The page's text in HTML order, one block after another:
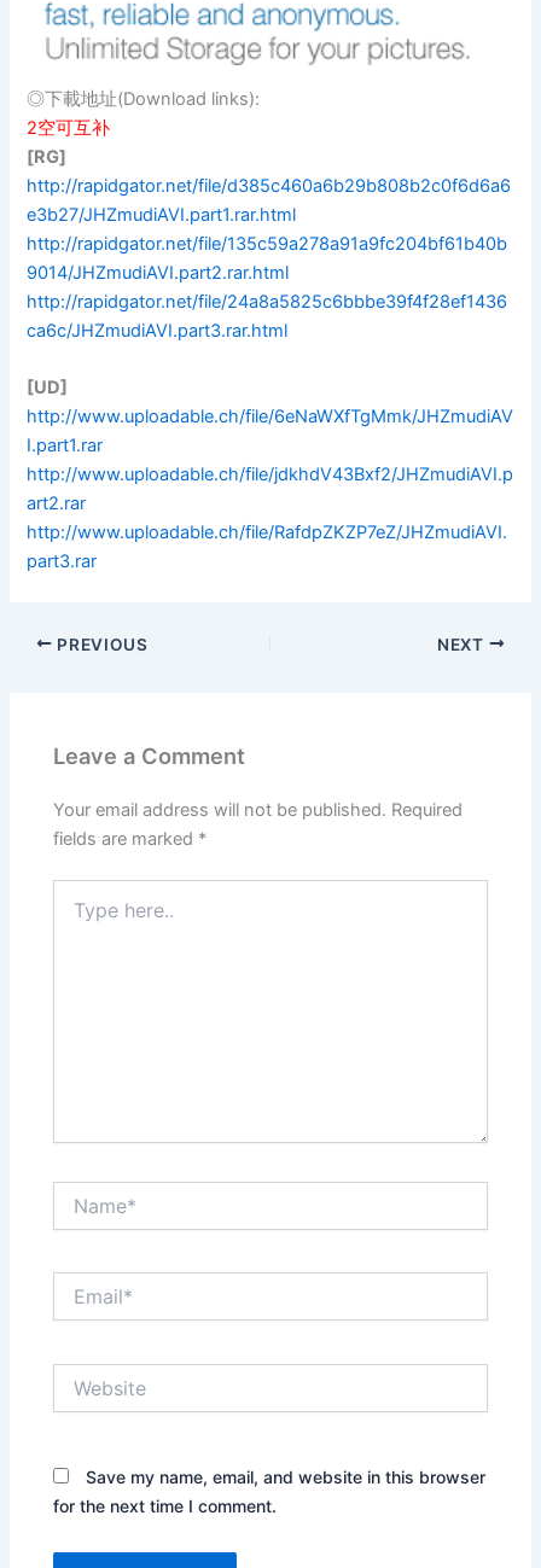
◎下載地址(Download links):
2空可互补
[RG]
http://rapidgator.net/file/d385c460a6b29b808b2c0f6d6a6
e3b27/JHZmudiAVI.part1.rar.html
http://rapidgator.net/file/135c59a278a91a9fc204bf61b40b
9014/JHZmudiAVI.part2.rar.html
http://rapidgator.net/file/24a8a5825c6bbbe39f4f28ef1436
ca6c/JHZmudiAVI.part3.rar.html
[UD]
http://www.uploadable.ch/file/6eNaWXfTgMmk/JHZmudiAV
I.part1.rar
http://www.uploadable.ch/file/jdkhdV43Bxf2/JHZmudiAVI.p
art2.rar
http://www.uploadable.ch/file/RafdpZKZP7eZ/JHZmudiAVI.
part3.rar
PREVIOUS NEXT
Leave a Comment
Your email address will not be published. Required
fields are marked *
here..
Save my name, email, and website in this browser
for the next time I comment.